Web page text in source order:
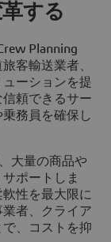
する
Planning
客輸送業者、
ーションを提
頼できるサー
務員を確保し
大量の商品や
ポートしま
性を最大限に
者、クライア
、コストを抑